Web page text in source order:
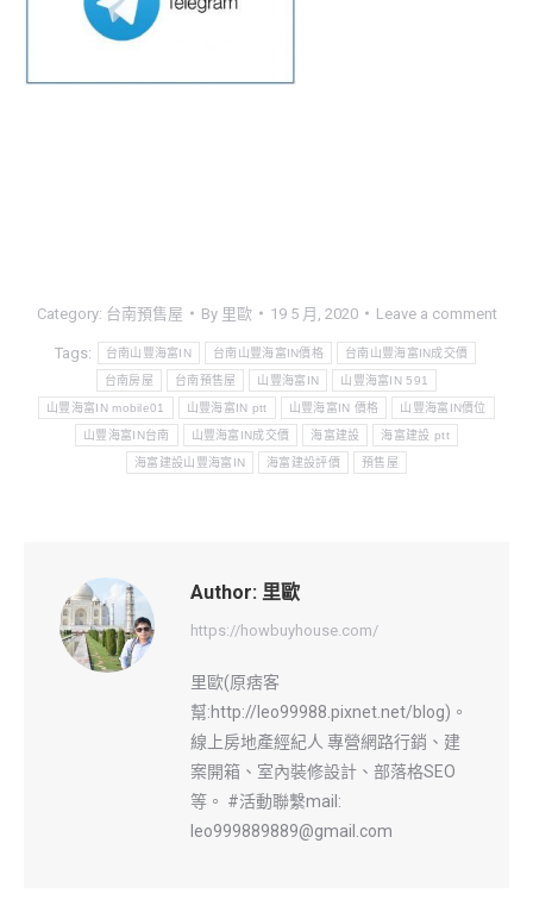
Category: 台南預售屋 By 里歐 19 5 月, 2020 Leave a comment
Tags: 台南山豐海富IN 台南山豐海富IN價格 台南山豐海富IN成交價
台南房屋 台南預售屋 山豐海富IN 山豐海富IN 591
山豐海富IN mobile01 山豐海富IN ptt 山豐海富IN 價格 山豐海富IN價位
山豐海富IN台南 山豐海富IN成交價 海富建設 海富建設 ptt
海富建設山豐海富IN 海富建設評價 預售屋
Author: 里歐
https://howbuyhouse.com/
里歐(原痞客
幫:http://leo99988.pixnet.net/blog)。
線上房地產經紀人 專營網路行銷、建
案開箱、室內裝修設計、部落格SEO
等。 #活動聯繫mail:
leo999889889@gmail.com